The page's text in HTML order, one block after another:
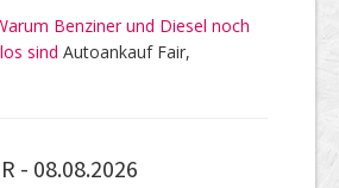
Benziner und Diesel noch
sind Autoankauf Fair,
- 08.08.2026